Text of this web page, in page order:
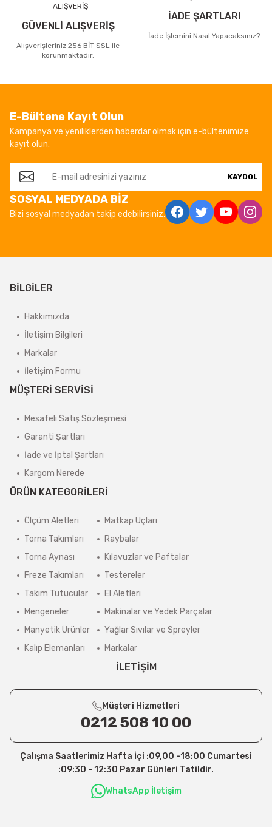
GÜVENLİ ALIŞVERİŞ
Alışverişleriniz 256 BİT SSL ile
korunmaktadır.
İADE ŞARTLARI
İade İşlemini Nasıl Yapacaksınız?
E-Bültene Kayıt Olun
Kampanya ve yeniliklerden haberdar olmak için e-bültenimize
kayıt olun.
KAYDOL
SOSYAL MEDYADA BİZ
Bizi sosyal medyadan takip edebilirsiniz.
BİLGİLER
Hakkımızda
İletişim Bilgileri
Markalar
İletişim Formu
MÜŞTERİ SERVİSİ
Mesafeli Satış Sözleşmesi
Garanti Şartları
İade ve İptal Şartları
Kargom Nerede
ÜRÜN KATEGORİLERİ
Ölçüm Aletleri
Torna Takımları
Torna Aynası
Freze Takımları
Takım Tutucular
Mengeneler
Manyetik Ürünler
Kalıp Elemanları
Matkap Uçları
Raybalar
Kılavuzlar ve Paftalar
Testereler
El Aletleri
Makinalar ve Yedek Parçalar
Yağlar Sıvılar ve Spreyler
Markalar
İLETİŞİM
Müşteri Hizmetleri
0212 508 10 00
Çalışma Saatlerimiz Hafta İçi :09,00 -18:00 Cumartesi
:09:30 - 12:30 Pazar Günleri Tatildir.
WhatsApp İletişim